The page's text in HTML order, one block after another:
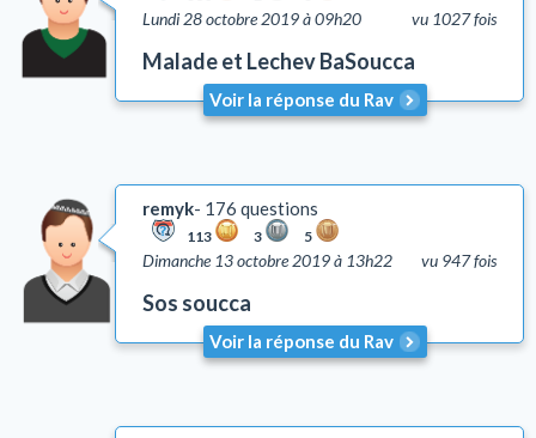
vu 1027 fois
Lundi 28 octobre 2019 à 09h20
Malade et Lechev BaSoucca
Voir la réponse du Rav
remyk 176 questions
113 3 5
vu 947 fois
Dimanche 13 octobre 2019 à 13h22
Sos soucca
Voir la réponse du Rav